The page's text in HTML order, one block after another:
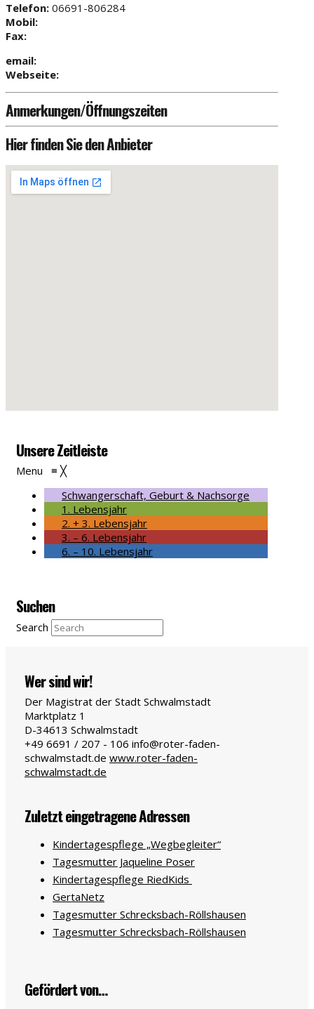
Telefon: 06691-806284
Mobil:
Fax:
email:
Webseite:
Anmerkungen/Öffnungszeiten
Hier finden Sie den Anbieter
Unsere Zeitleiste
Menu ≡ ╳
Schwangerschaft, Geburt & Nachsorge
1. Lebensjahr
2. + 3. Lebensjahr
3. – 6. Lebensjahr
6. – 10. Lebensjahr
Suchen
Search
Wer sind wir!
Der Magistrat der Stadt Schwalmstadt
Marktplatz 1
D-34613 Schwalmstadt
+49 6691 / 207 - 106 info@roter-faden-
schwalmstadt.de www.roter-faden-
schwalmstadt.de
Zuletzt eingetragene Adressen
Kindertagespflege „Wegbegleiter“
Tagesmutter Jaqueline Poser
Kindertagespflege RiedKids
GertaNetz
Tagesmutter Schrecksbach-Röllshausen
Tagesmutter Schrecksbach-Röllshausen
Gefördert von…